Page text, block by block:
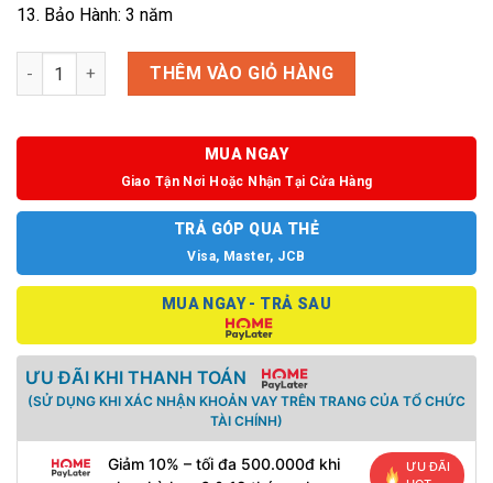
13. Bảo Hành: 3 năm
Ghế HI-MESH 01 số lượngTHÊM VÀO GIỎ HÀNG
MUA NGAY
Giao Tận Nơi Hoặc Nhận Tại Cửa Hàng
TRẢ GÓP QUA THẺ
Visa, Master, JCB
MUA NGAY - TRẢ SAU
ƯU ĐÃI KHI THANH TOÁN
(SỬ DỤNG KHI XÁC NHẬN KHOẢN VAY TRÊN TRANG CỦA TỔ CHỨC
TÀI CHÍNH)
Giảm 10% – tối đa 500.000đ khi
ƯU ĐÃI